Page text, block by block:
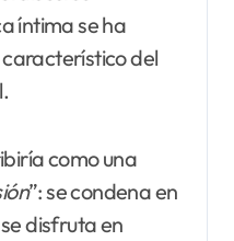
íntima se ha
del
como una
”: se condena en
disfruta en